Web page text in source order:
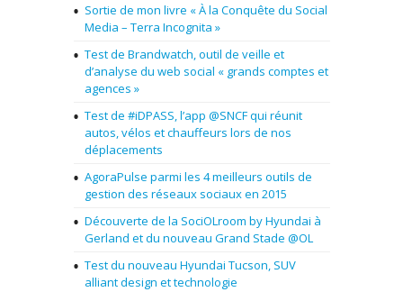
Sortie de mon livre « À la Conquête du Social
Media – Terra Incognita »
Test de Brandwatch, outil de veille et
d’analyse du web social « grands comptes et
agences »
Test de #iDPASS, l’app @SNCF qui réunit
autos, vélos et chauffeurs lors de nos
déplacements
AgoraPulse parmi les 4 meilleurs outils de
gestion des réseaux sociaux en 2015
Découverte de la SociOLroom by Hyundai à
Gerland et du nouveau Grand Stade @OL
Test du nouveau Hyundai Tucson, SUV
alliant design et technologie